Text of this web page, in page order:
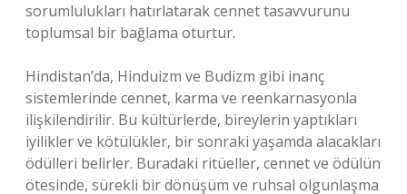
sorumlulukları hatırlatarak cennet tasavvurunu
toplumsal bir bağlama oturtur.
Hindistan’da, Hinduizm ve Budizm gibi inanç
sistemlerinde cennet, karma ve reenkarnasyonla
ilişkilendirilir. Bu kültürlerde, bireylerin yaptıkları
iyilikler ve kötülükler, bir sonraki yaşamda alacakları
ödülleri belirler. Buradaki ritüeller, cennet ve ödülün
ötesinde, sürekli bir dönüşüm ve ruhsal olgunlaşma